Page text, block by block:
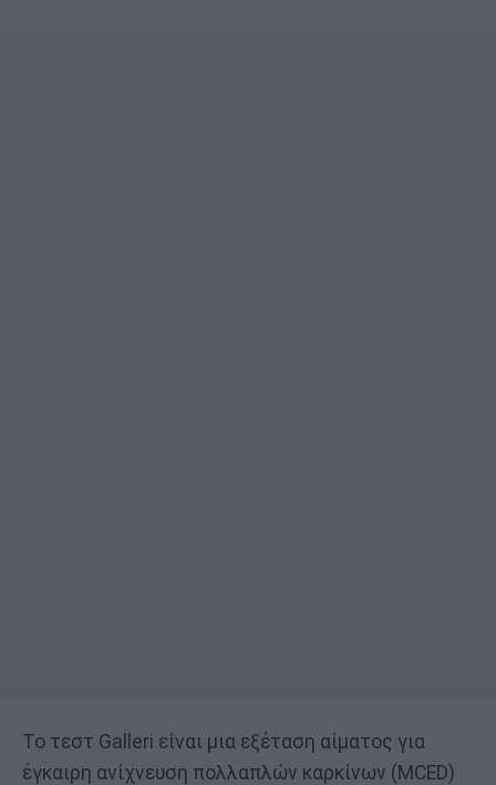
Το τεστ Galleri είναι μια εξέταση αίματος για
έγκαιρη ανίχνευση πολλαπλών καρκίνων (MCED)